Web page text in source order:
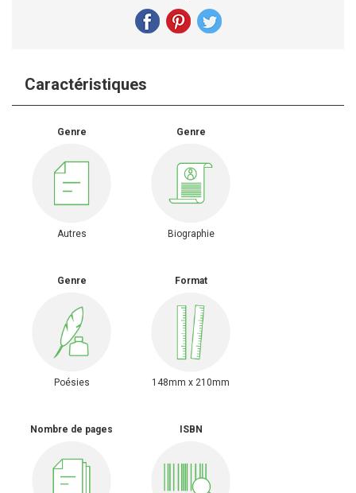
Caractéristiques
Genre
Autres
Genre
Biographie
Genre
Poésies
Format
148mm x 210mm
Nombre de pages ISBN